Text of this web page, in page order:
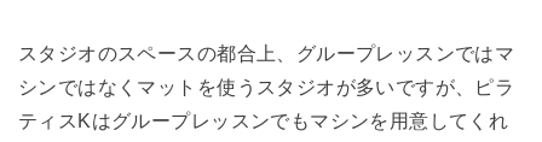
スタジオのスペースの都合上、グループレッスンではマ
シンではなくマットを使うスタジオが多いですが、ピラ
ティスKはグループレッスンでもマシンを用意してくれ